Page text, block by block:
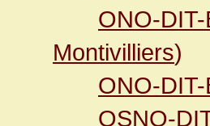
ONO-
Montivilliers)
ONO-
OSNO-